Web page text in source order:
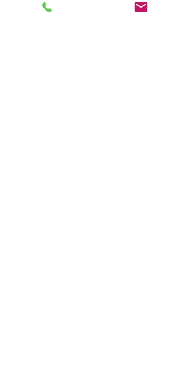
groenafval en restafval. Groot afval, zoals